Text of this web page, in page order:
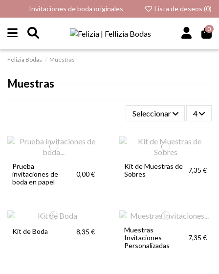
Invitaciones de boda originales Lista de deseos (0)
0
Felizia Bodas Muestras
Muestras
Seleccionar 4
Prueba
invitaciones de
boda en papel
0,00 €
Kit de Muestras de
Sobres
7,35 €
Kit de Boda 8,35 €
Muestras
Invitaciones
Personalizadas
7,35 €